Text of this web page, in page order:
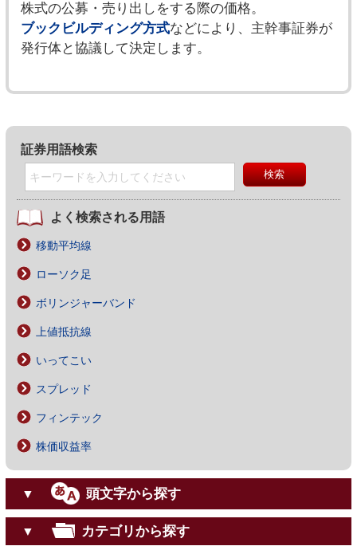
株式の公募・売り出しをする際の価格。
ブックビルディング方式などにより、主幹事証券が
発行体と協議して決定します。
証券用語検索
よく検索される用語
移動平均線
ローソク足
ボリンジャーバンド
上値抵抗線
いってこい
スプレッド
フィンテック
株価収益率
▼ 頭文字から探す
▼ カテゴリから探す